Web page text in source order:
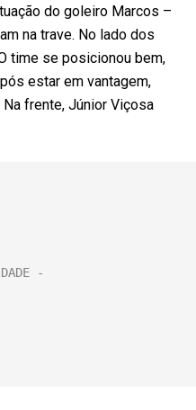
do goleiro Marcos –
na trave. No lado dos
time se posicionou bem,
estar em vantagem,
frente, Júnior Viçosa